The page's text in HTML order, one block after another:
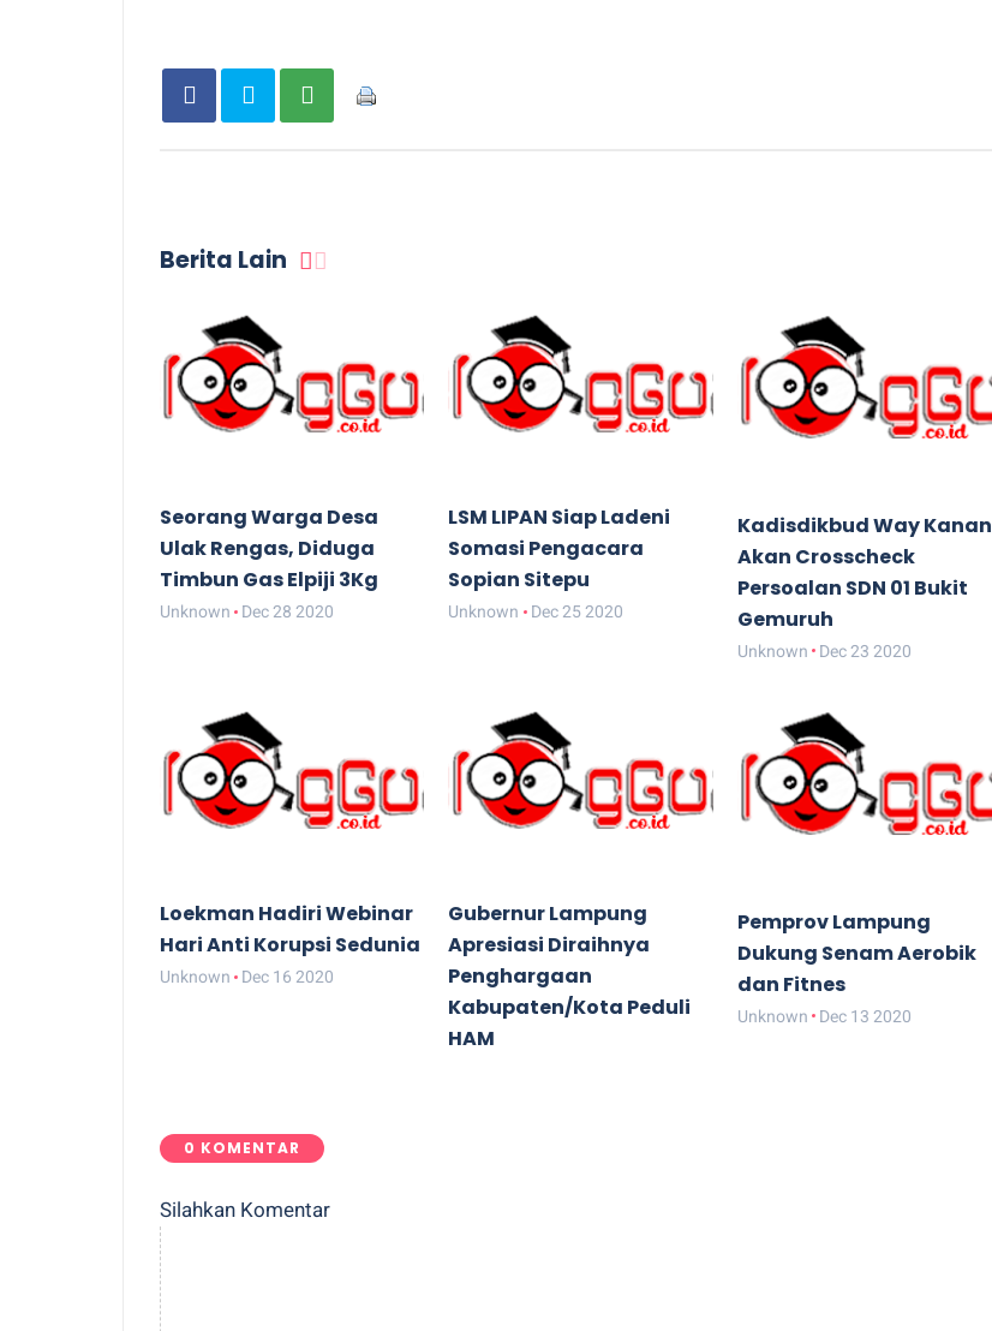
Berita Lain
Seorang Warga Desa
Ulak Rengas, Diduga
Timbun Gas Elpiji 3Kg
Unknown Dec 28 2020
LSM LIPAN Siap Ladeni
Somasi Pengacara
Sopian Sitepu
Unknown Dec 25 2020
Kadisdikbud Way Kanan
Akan Crosscheck
Persoalan SDN 01 Bukit
Gemuruh
Unknown Dec 23 2020
Loekman Hadiri Webinar
Hari Anti Korupsi Sedunia
Unknown Dec 16 2020
Gubernur Lampung
Apresiasi Diraihnya
Penghargaan
Kabupaten/Kota Peduli
HAM
Pemprov Lampung
Dukung Senam Aerobik
dan Fitnes
Unknown Dec 13 2020
0 KOMENTAR
Silahkan Komentar